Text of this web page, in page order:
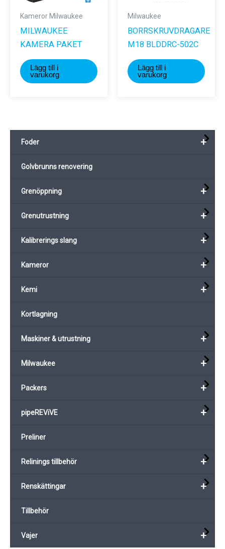
Kameror Milwaukee
MILWAUKEE
KAMERA PAKET
Lägg till i
varukorg
Milwaukee
BORRSKRUVDRAGARE
M18 BLDDRC-502C
Lägg till i
varukorg
+
Foder
Golvbrunns renovering
+
Grenöppning
+
Grenutrustning
+
Kalibrerings slang
+
Kameror
+
Kemi
Kortlagning
+
Maskiner & utrustning
+
Milwaukee
+
Packers
+
pipeREViVE
Preliner
+
Relinings tillbehör
+
Renskättingar
Tillbehör
+
Vajer